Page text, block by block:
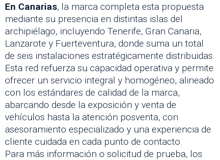
En Canarias, la marca completa esta propuesta
mediante su presencia en distintas islas del
archipiélago, incluyendo Tenerife, Gran Canaria,
Lanzarote y Fuerteventura, donde suma un total
de seis instalaciones estratégicamente distribuidas.
Esta red refuerza su capacidad operativa y permite
ofrecer un servicio integral y homogéneo, alineado
con los estándares de calidad de la marca,
abarcando desde la exposición y venta de
vehículos hasta la atención posventa, con
asesoramiento especializado y una experiencia de
cliente cuidada en cada punto de contacto.
Para más información o solicitud de prueba, los